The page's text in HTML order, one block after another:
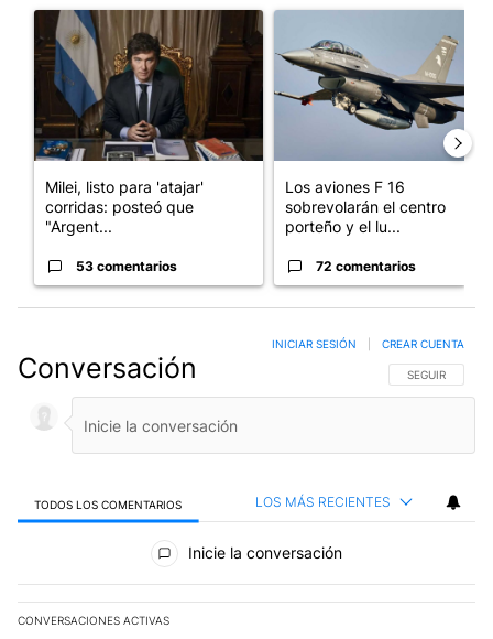
Un artículo de tendencia con el título "Milei, listo para 'atajar'
Milei, listo para 'atajar'
corridas: posteó que
"Argent...
53 comentarios
Los aviones F 16
sobrevolarán el centro
porteño y el lu...
72 comentarios
Conversación SIGA ESTA
SEGUIR
INICIAR SESIÓN CREAR CUENTA
TODOS LOS COMENTARIOS LOS MÁS RECIENTES
Todos los comentarios
Inicie la conversación
CONVERSACIONES ACTIVAS